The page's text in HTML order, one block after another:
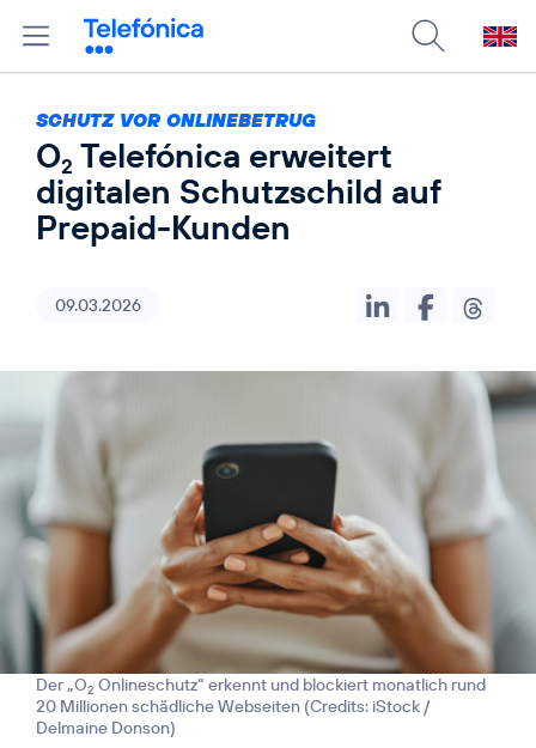
SCHUTZ VOR ONLINEBETRUG
O2 Telefónica erweitert
digitalen Schutzschild auf
Prepaid-Kunden
09.03.2026
Der „O2 Onlineschutz“ erkennt und blockiert monatlich rund
20 Millionen schädliche Webseiten (Credits: iStock /
Delmaine Donson)